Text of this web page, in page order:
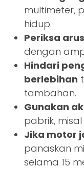
multimeter,
hidup.
Periksa
dengan
Hindari
berlebihan
tambahan.
Gunakan
pabrik,
Jika motor
panaskan
selama 15